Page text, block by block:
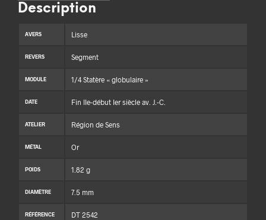
Description
AVERS Lisse
REVERS Segment
MODULE 1/4 Statère « globulaire »
DATE Fin IIe-début Ier siècle av. J.-C.
ATELIER Région de Sens
MÉTAL Or
POIDS 1.82 g
DIAMÈTRE 7.5 mm
RÉFÉRENCE DT 2542